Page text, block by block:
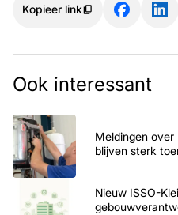
Kopieer link
Ook interessant
Meldingen
blijven sterk
Nieuw ISSO-